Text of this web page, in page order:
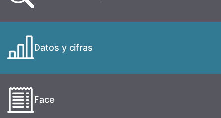
Datos y cifras
Face